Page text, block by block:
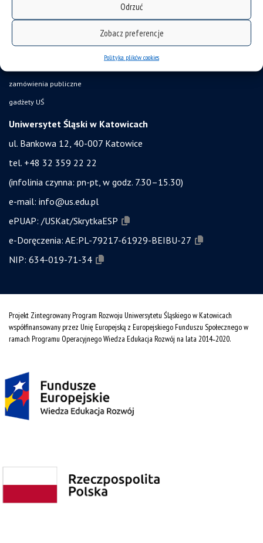
Odrzuć
Zobacz preferencje
Polityka plików cookies
obronność i bezpieczeństwo
zamówienia publiczne
gadżety UŚ
Uniwersytet Śląski w Katowicach
ul. Bankowa 12, 40-007 Katowice
tel. +48 32 359 22 22
(infolinia czynna: pn-pt, w godz. 7.30–15.30)
e-mail: info@us.edu.pl
ePUAP: /USKat/SkrytkaESP
e-Doręczenia: AE:PL-79217-61929-BEIBU-27
NIP: 634-019-71-34
Projekt Zintegrowany Program Rozwoju Uniwersytetu Śląskiego w Katowicach
współfinansowany przez Unię Europejską z Europejskiego Funduszu Społecznego w
ramach Programu Operacyjnego Wiedza Edukacja Rozwój na lata 2014˗2020.